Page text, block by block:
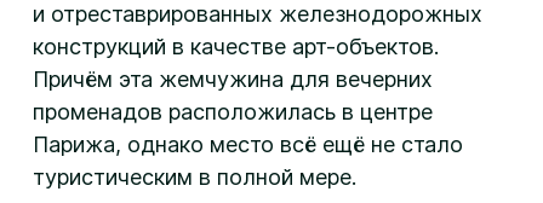
и отреставрированных железнодорожных
конструкций в качестве арт-объектов.
Причём эта жемчужина для вечерних
променадов расположилась в центре
Парижа, однако место всё ещё не стало
туристическим в полной мере.